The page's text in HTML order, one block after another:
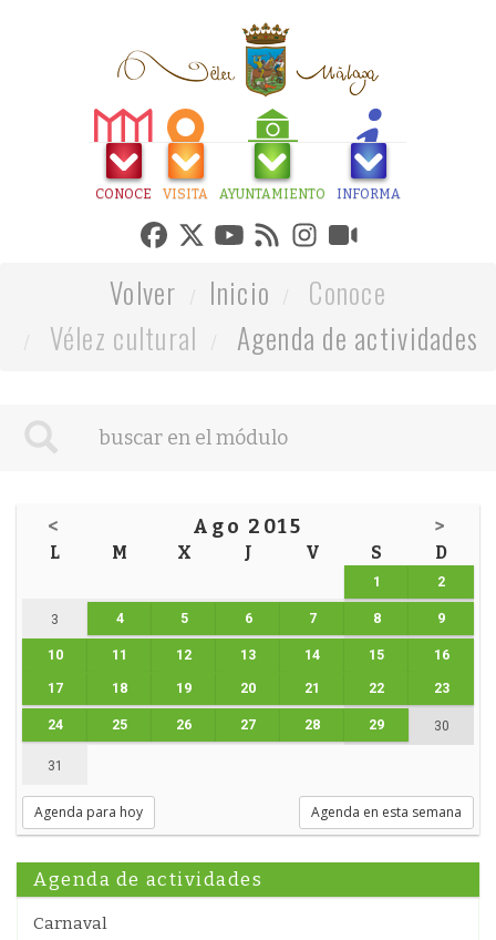
CONOCE VISITA AYUNTAMIENTO INFORMA
Volver Inicio
Conoce
Vélez cultural
Agenda de actividades
< Ago 2015 >
L M X J V S D
1 2
3 4 5 6 7 8 9
10 11 12 13 14 15 16
17 18 19 20 21 22 23
24 25 26 27 28 29 30
31
Agenda para hoy Agenda en esta semana
Agenda de actividades
Carnaval